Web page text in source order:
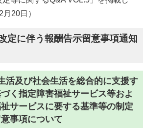
20日）
定に伴う報酬告示留意事項通知
及び社会生活を総合的に支援す
く指定障害福祉サービス等およ
サービスに要する基準等の制定
事項について